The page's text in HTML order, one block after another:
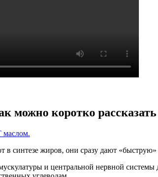
можно коротко
в синтезе жиров, они сразу дают
и центральной нервной